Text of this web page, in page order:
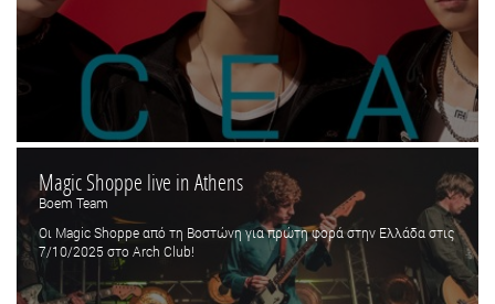
Magic Shoppe live in Athens
Boem Team
Οι Magic Shoppe από τη Βοστώνη για πρώτη φορά στην Ελλάδα στις
7/10/2025 στο Arch Club!